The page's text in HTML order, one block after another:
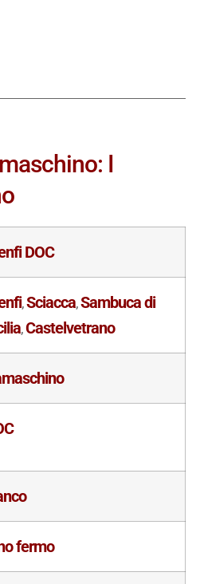
I
DOC
,Sciacca,Sambuca di
,Castelvetrano
fermo